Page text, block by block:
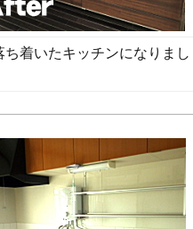
着いたキッチンになりまし